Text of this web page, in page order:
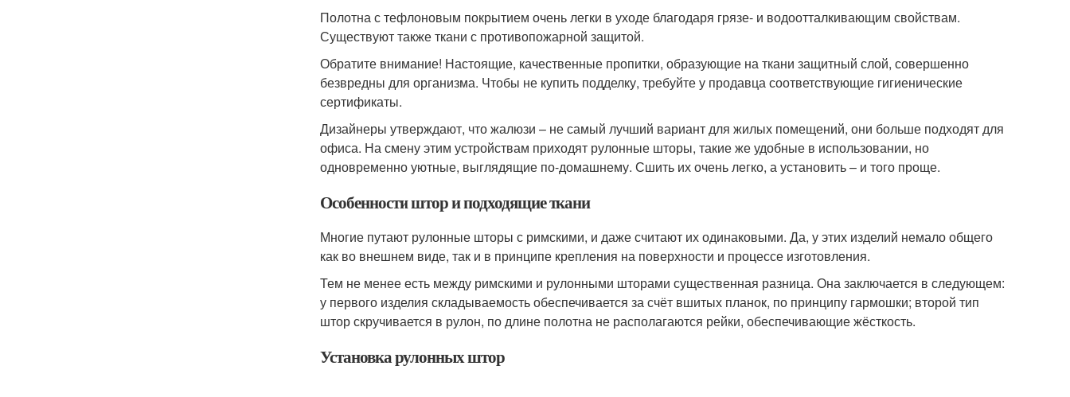
Полотна с тефлоновым покрытием очень легки в уходе благодаря грязе- и водоотталкивающим свойствам.
Существуют также ткани с противопожарной защитой.
Обратите внимание! Настоящие, качественные пропитки, образующие на ткани защитный слой, совершенно
безвредны для организма. Чтобы не купить подделку, требуйте у продавца соответствующие гигиенические
сертификаты.
Дизайнеры утверждают, что жалюзи – не самый лучший вариант для жилых помещений, они больше подходят для
офиса. На смену этим устройствам приходят рулонные шторы, такие же удобные в использовании, но
одновременно уютные, выглядящие по-домашнему. Сшить их очень легко, а установить – и того проще.
Особенности штор и подходящие ткани
Многие путают рулонные шторы с римскими, и даже считают их одинаковыми. Да, у этих изделий немало общего
как во внешнем виде, так и в принципе крепления на поверхности и процессе изготовления.
Тем не менее есть между римскими и рулонными шторами существенная разница. Она заключается в следующем:
у первого изделия складываемость обеспечивается за счёт вшитых планок, по принципу гармошки; второй тип
штор скручивается в рулон, по длине полотна не располагаются рейки, обеспечивающие жёсткость.
Установка рулонных штор